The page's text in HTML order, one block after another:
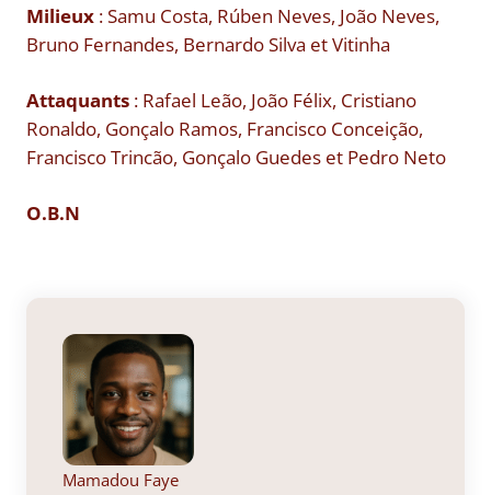
Milieux : Samu Costa, Rúben Neves, João Neves,
Bruno Fernandes, Bernardo Silva et Vitinha
Attaquants : Rafael Leão, João Félix, Cristiano
Ronaldo, Gonçalo Ramos, Francisco Conceição,
Francisco Trincão, Gonçalo Guedes et Pedro Neto
O.B.N
Mamadou Faye